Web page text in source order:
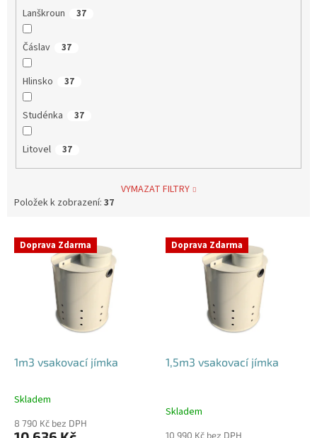
Lanškroun 37
Čáslav 37
Hlinsko 37
Studénka 37
Litovel 37
VYMAZAT FILTRY
Položek k zobrazení: 37
V Doprava Zdarma
1m3 vsakovací jímka
Průměrné
produktu
Skladem
8 790 Kč bez DPH
Doprava Zdarma
1,5m3 vsakovací jímka
Skladem
10 990 Kč bez DPH